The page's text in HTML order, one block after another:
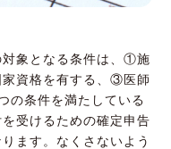
対象となる条件は、①施
資格を有する、③医師
の条件を満たしている
受けるための確定申告
ます。なくさないよう